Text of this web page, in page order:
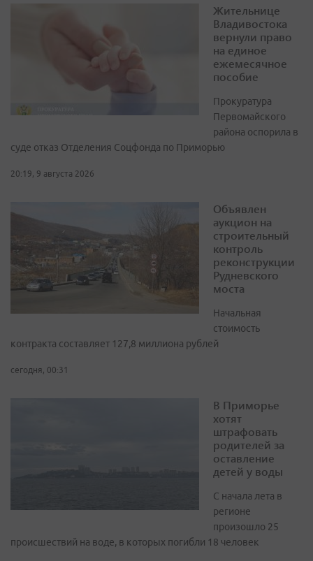
Жительнице
Владивостока
вернули право
на единое
ежемесячное
пособие
Прокуратура
Первомайского
района оспорила в
суде отказ Отделения Соцфонда по Приморью
20:19, 9 августа 2026
Объявлен
аукцион на
строительный
контроль
реконструкции
Рудневского
моста
Начальная
стоимость
контракта составляет 127,8 миллиона рублей
сегодня, 00:31
В Приморье
хотят
штрафовать
родителей за
оставление
детей у воды
С начала лета в
регионе
произошло 25
происшествий на воде, в которых погибли 18 человек